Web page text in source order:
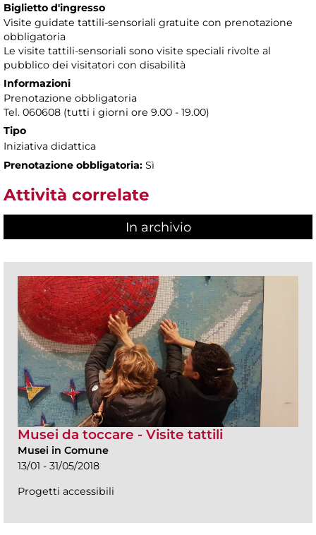
Biglietto d'ingresso
Visite guidate tattili-sensoriali gratuite con prenotazione
obbligatoria
Le visite tattili-sensoriali sono visite speciali rivolte al
pubblico dei visitatori con disabilità
Informazioni
Prenotazione obbligatoria
Tel. 060608 (tutti i giorni ore 9.00 - 19.00)
Tipo
Iniziativa didattica
Prenotazione obbligatoria: Sì
Attività correlate
In archivio
Musei da toccare - Visite tattili
Musei in Comune
13/01 - 31/05/2018
Progetti accessibili